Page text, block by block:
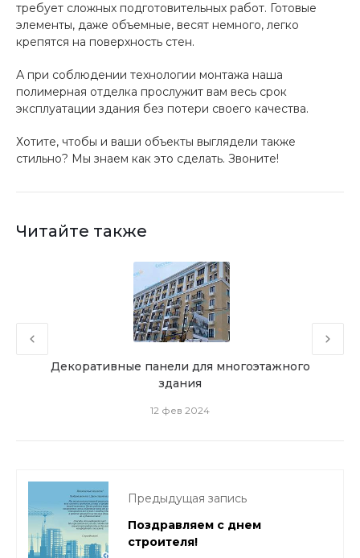
требует сложных подготовительных работ. Готовые
элементы, даже объемные, весят немного, легко
крепятся на поверхность стен.
А при соблюдении технологии монтажа наша
полимерная отделка прослужит вам весь срок
эксплуатации здания без потери своего качества.
Хотите, чтобы и ваши объекты выглядели также
стильно? Мы знаем как это сделать. Звоните!
Читайте также
Декоративные панели для многоэтажного
здания
12 фев 2024
Предыдущая запись
Поздравляем с днем
строителя!